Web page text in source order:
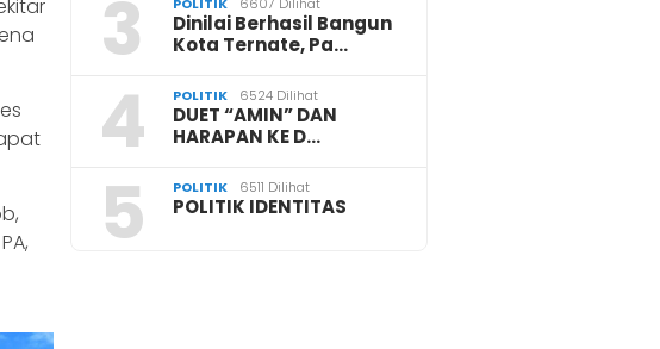
3 POLITIK 6607 Dilihat
Dinilai Berhasil Bangun
Kota Ternate, Pa…
4 POLITIK 6524 Dilihat
DUET “AMIN” DAN
HARAPAN KE D…
5 POLITIK 6511 Dilihat
POLITIK IDENTITAS